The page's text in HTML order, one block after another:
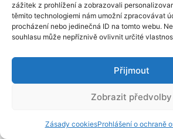
zážitek z prohlížení a zobrazovali
těmito technologiemi nám umožní zpracovávat
procházení nebo jedinečná ID na tomto webu.
souhlasu může nepříznivě ovlivnit určité
Přijmout
Zobrazit předvolby
Zásady cookiesProhlášení o ochraně